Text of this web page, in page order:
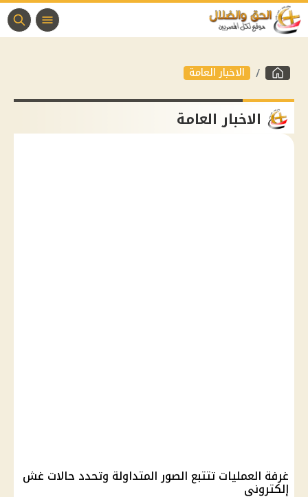
الاخبار العامة
الاخبار العامة
غرفة العمليات تتتبع الصور المتداولة وتحدد حالات غش
إلكتروني